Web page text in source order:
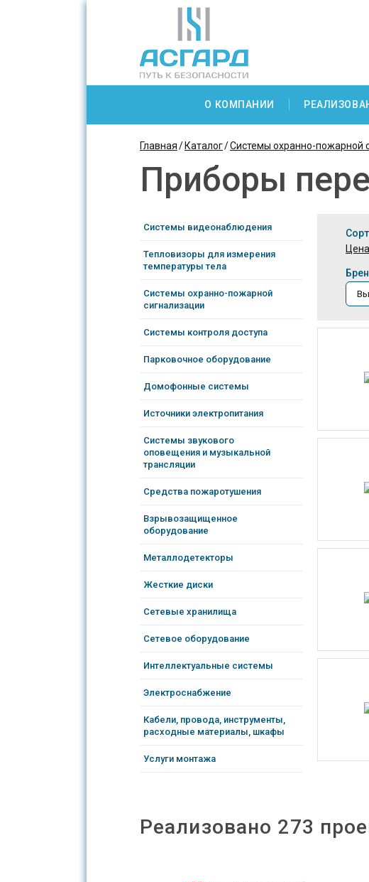
О КОМПАНИИ
Главная Каталог Системы охранно-пожарной
Приборы
Системы видеонаблюдения
Тепловизоры для измерения
температуры тела
Системы охранно-пожарной
сигнализации
Системы контроля доступа
Парковочное оборудование
Домофонные системы
Источники электропитания
Системы звукового
оповещения и музыкальной
трансляции
Средства пожаротушения
Взрывозащищенное
оборудование
Металлодетекторы
Жесткие диски
Сетевые хранилища
Сетевое оборудование
Интеллектуальные системы
Электроснабжение
Кабели, провода, инструменты,
расходные материалы, шкафы
Услуги монтажа
Цена
Реализовано 273